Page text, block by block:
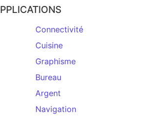
Connectivité
Cuisine
Graphisme
Bureau
Argent
Navigation